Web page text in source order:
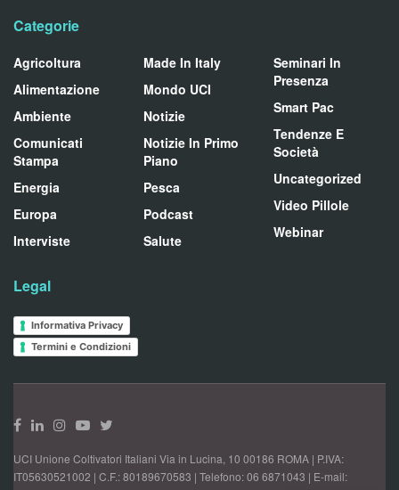
Categorie
Agricoltura
Alimentazione
Ambiente
Comunicati
Stampa
Energia
Europa
Interviste
Made In Italy
Mondo UCI
Notizie
Notizie In Primo
Piano
Pesca
Podcast
Salute
Seminari In
Presenza
Smart Pac
Tendenze E
Società
Uncategorized
Video Pillole
Webinar
Legal
Informativa Privacy
Termini e Condizioni
UCI Unione Coltivatori Italiani Via in Lucina, 10 00186 ROMA | P.IVA:
IT05630521002 | C.F.: 80189670583 | Telefono: 06 6871043 | E-mail: